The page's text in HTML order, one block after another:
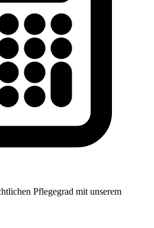
Pflegegrad mit unserem